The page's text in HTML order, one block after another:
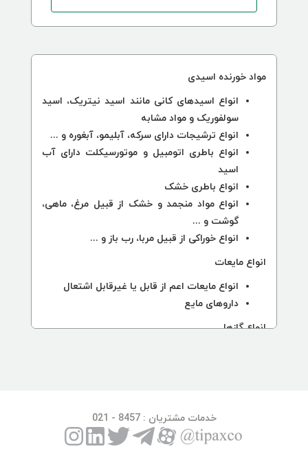
مواد خورنده اسیدی
انواع اسیدهای کانی مانند اسید نیتریک، اسید
سولفوریک و مواد مشابه
انواع ترشیجات دارای سرکه، آبلیمو، آبغوره و ...
انواع باطری اتومبیل و موتورسیکلت دارای آب
اسید
انواع باطری خشک
انواع مواد منجمد و خشک از قبیل مرغ، ماهی،
گوشت و ...
انواع خوراکی از قبیل مربا، رب باز و ...
انواع مایعات
انواع مایعات اعم از قابل یا غیرقابل اشتعال
داروهای مایع
انواع گازها
خدمات مشتریان : 8457 - 021